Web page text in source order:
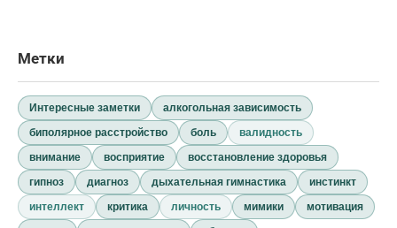
Метки
Интересные заметки
алкогольная зависимость
биполярное расстройство
боль
валидность
внимание
восприятие
восстановление здоровья
гипноз
диагноз дыхательная гимнастика
инстинкт
интеллект
критика личность мимики
мотивация